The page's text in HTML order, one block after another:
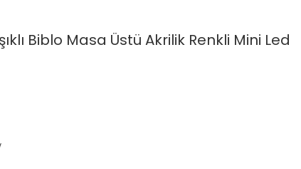
Biblo Masa Üstü Akrilik Renkli Mini Led